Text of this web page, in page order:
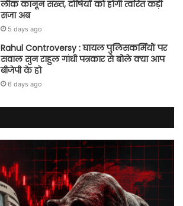
लीक कानून सख्त, दोषियों को होगी त्वरित कड़ी
सजा अब
5 days ago
Rahul Controversy : घायल पुलिसकर्मियों पर
सवाल सुन राहुल गांधी पत्रकार से बोले क्या आप
बीजेपी के हो
6 days ago